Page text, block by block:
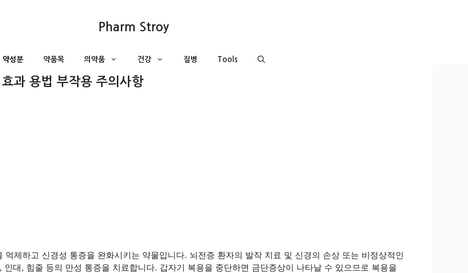
Pharm Stroy
약성분 약품목 의약품 건강 질병 Tools
과 용법 부작용 주의사항
억제하고 신경성 통증을 완화시키는 약물입니다. 뇌전증 환자의 발작 치료 및 신경의 손상 또는 비정상적인
대, 힘줄 등의 만성 통증을 치료합니다. 갑자기 복용을 중단하면 금단증상이 나타날 수 있으므로 복용을